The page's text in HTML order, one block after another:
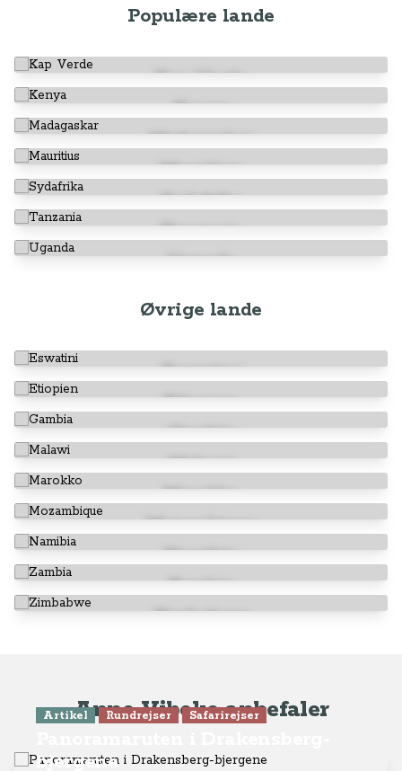
Populære lande
Kap Verde
Kenya
Madagaskar
Mauritius
Sydafrika
Tanzania
Uganda
Øvrige lande
Eswatini
Etiopien
Gambia
Malawi
Marokko
Mozambique
Namibia
Zambia
Zimbabwe
Anne-Vibeke anbefaler
Artikel Rundrejser Safarirejser
bjergene